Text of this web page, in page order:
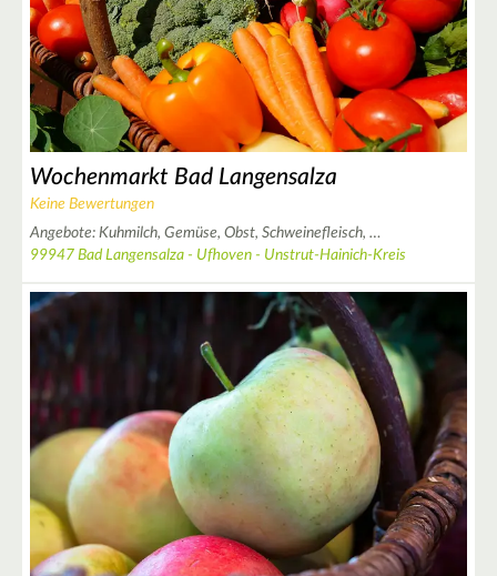
Wochenmarkt Bad Langensalza
Keine Bewertungen
Angebote: Kuhmilch, Gemüse, Obst, Schweinefleisch, …
99947 Bad Langensalza - Ufhoven - Unstrut-Hainich-Kreis